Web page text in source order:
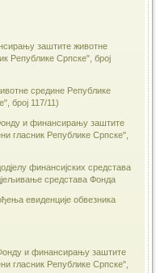
заштите животне
Републике Српске", број
средине Републике
број 117/11)
и финансирању заштите
гласник Републике Српске",
финансијских средстава
средстава Фонда
евиденције обвезника
и финансирању заштите
гласник Републике Српске",